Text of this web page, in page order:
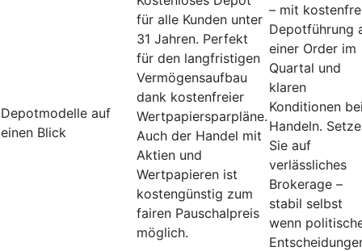
Depotmodelle auf
einen Blick
für alle Kunden unter
31 Jahren. Perfekt
für den langfristigen
Vermögensaufbau
dank kostenfreier
Wertpapiersparpläne.
Auch der Handel mit
Aktien und
Wertpapieren ist
kostengünstig zum
fairen Pauschalpreis
möglich.
– mit
Depotführung
einer Order im
Quartal und
klaren
Konditionen
Handeln.
Sie auf
verlässliches
Brokerage –
stabil selbst
wenn